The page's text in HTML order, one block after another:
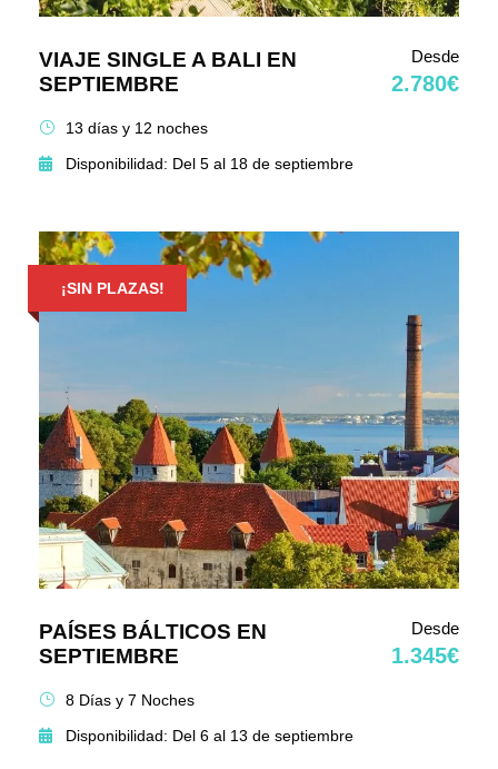
VIAJE SINGLE A BALI EN
SEPTIEMBRE
Desde
2.780€
13 días y 12 noches
Disponibilidad: Del 5 al 18 de septiembre
¡SIN PLAZAS!
PAÍSES BÁLTICOS EN
SEPTIEMBRE
Desde
1.345€
8 Días y 7 Noches
Disponibilidad: Del 6 al 13 de septiembre